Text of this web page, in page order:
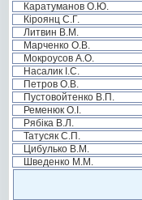
Каратуманов О.Ю.
Кіроянц С.Г.
Литвин В.М.
Марченко О.В.
Мокроусов А.О.
Насалик І.С.
Петров О.В.
Пустовойтенко В.П.
Ременюк О.І.
Рябіка В.Л.
Татусяк С.П.
Цибулько В.М.
Шведенко М.М.